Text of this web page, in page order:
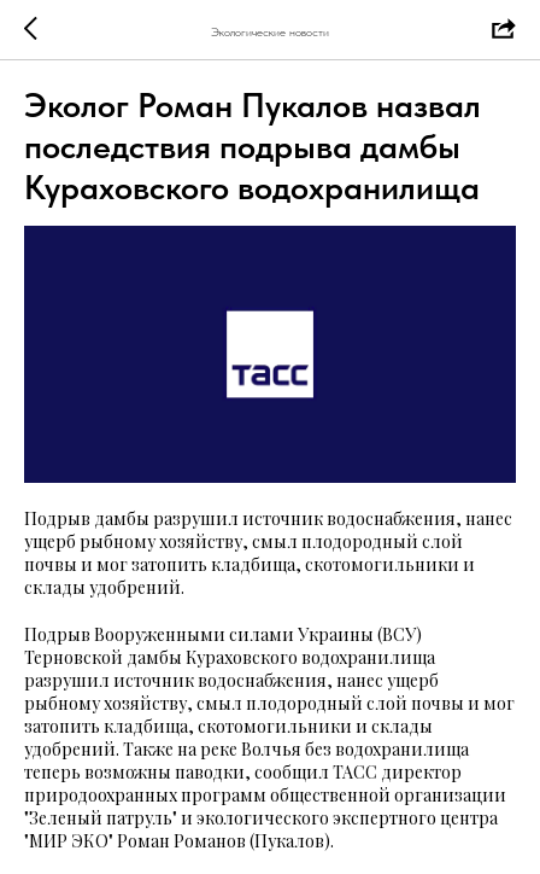
Экологические новости
Эколог Роман Пукалов назвал
последствия подрыва дамбы
Кураховского водохранилища
Подрыв дамбы разрушил источник водоснабжения, нанес
ущерб рыбному хозяйству, смыл плодородный слой
почвы и мог затопить кладбища, скотомогильники и
склады удобрений.
Подрыв Вооруженными силами Украины (ВСУ)
Терновской дамбы Кураховского водохранилища
разрушил источник водоснабжения, нанес ущерб
рыбному хозяйству, смыл плодородный слой почвы и мог
затопить кладбища, скотомогильники и склады
удобрений. Также на реке Волчья без водохранилища
теперь возможны паводки, сообщил ТАСС директор
природоохранных программ общественной организации
"Зеленый патруль" и экологического экспертного центра
"МИР ЭКО" Роман Романов (Пукалов).